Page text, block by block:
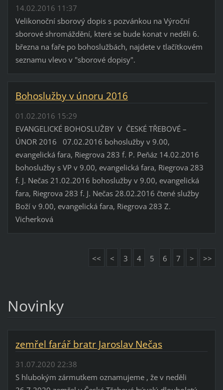
14.02.2016 11:37
Velikonoční sborový dopis s pozvánkou na Výroční
sborové shromáždění, které se bude konat v neděli 6.
března na faře po bohoslužbách, najdete v tlačítkovém
seznamu vlevo v "sborové dopisy".
Bohoslužby v únoru 2016
01.02.2016 15:29
EVANGELICKÉ BOHOSLUŽBY V ČESKÉ TŘEBOVÉ –
ÚNOR 2016 07.02.2016 bohoslužby v 9.00,
evangelická fara, Riegrova 283 f. P. Peňáz 14.02.2016
bohoslužby s VP v 9.00, evangelická fara, Riegrova 283
f. J. Nečas 21.02.2016 bohoslužby v 9.00, evangelická
fara, Riegrova 283 f. J. Nečas 28.02.2016 čtené služby
Boží v 9.00, evangelická fara, Riegrova 283 Z.
Vicherková
<< < 3 4 5 6 7 > >>
Novinky
zemřel farář bratr Jaroslav Nečas
31.07.2020 22:38
S hlubokým zármutkem oznamujeme , že v neděli